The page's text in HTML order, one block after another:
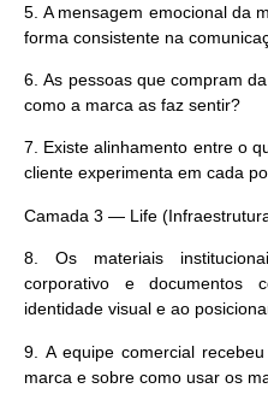
5.A mensagem emocional da
forma consistente na
6.As pessoas que compram
como a marca as faz sentir?
7. Existe alinhamento entre o
cliente experimenta em cada
Camada 3 — Life
8. Os materiais
corporativo e documentos
identidade visual e ao
9. A equipe comercial
marca e sobre como usar os